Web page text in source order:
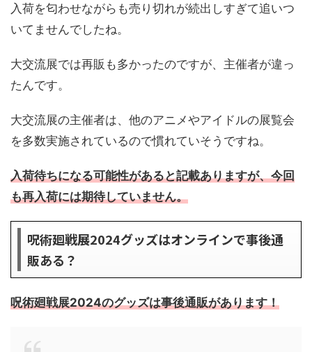
入荷を匂わせながらも売り切れが続出しすぎて追いつ
いてませんでしたね。
大交流展では再販も多かったのですが、主催者が違っ
たんです。
大交流展の主催者は、他のアニメやアイドルの展覧会
を多数実施されているので慣れていそうですね。
入荷待ちになる可能性があると記載ありますが、今回
も再入荷には期待していません。
呪術廻戦展2024グッズはオンラインで事後通
販ある？
呪術廻戦展2024のグッズは事後通販があります！